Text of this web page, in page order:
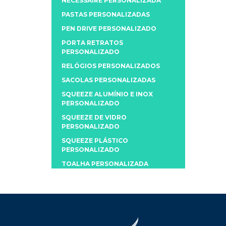
PASTAS PERSONALIZADAS
PEN DRIVE PERSONALIZADO
PORTA RETRATOS
PERSONALIZADO
RELÓGIOS PERSONALIZADOS
SACOLAS PERSONALIZADAS
SQUEEZE ALUMÍNIO E INOX
PERSONALIZADO
SQUEEZE DE VIDRO
PERSONALIZADO
SQUEEZE PLÁSTICO
PERSONALIZADO
TOALHA PERSONALIZADA